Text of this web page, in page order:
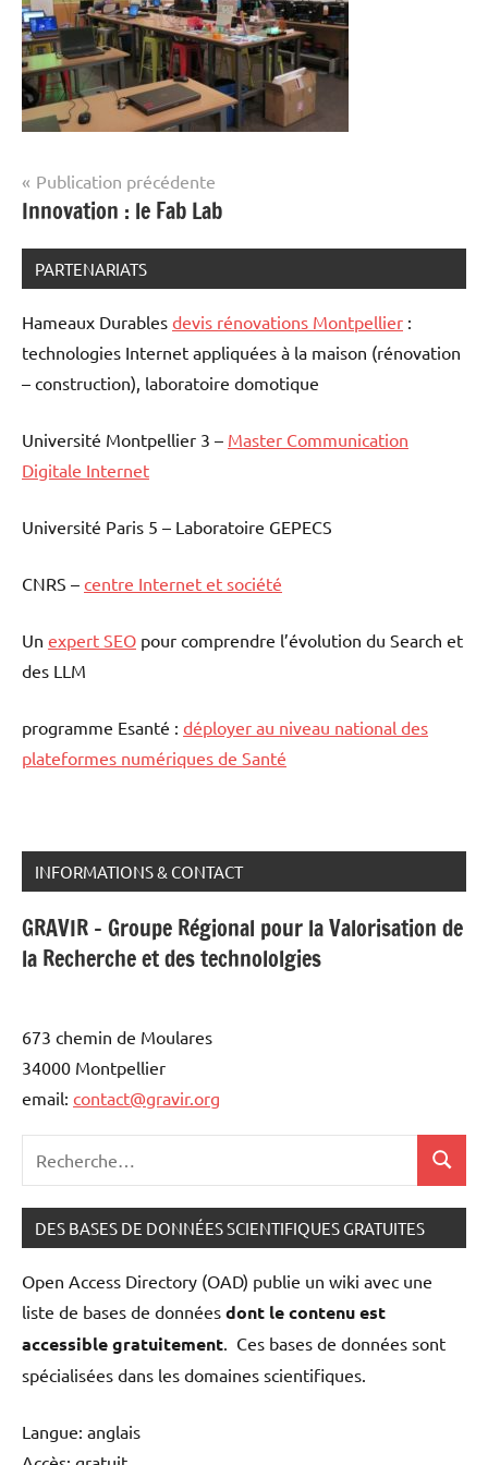
Navigation
de
l’article
Publication précédente
Innovation : le Fab Lab
PARTENARIATS
Hameaux Durables devis rénovations Montpellier :
technologies Internet appliquées à la maison (rénovation
– construction), laboratoire domotique
Université Montpellier 3 – Master Communication
Digitale Internet
Université Paris 5 – Laboratoire GEPECS
CNRS – centre Internet et société
Un expert SEO pour comprendre l’évolution du Search et
des LLM
programme Esanté : déployer au niveau national des
plateformes numériques de Santé
INFORMATIONS & CONTACT
GRAVIR - Groupe Régional pour la Valorisation de
la Recherche et des technololgies
673 chemin de Moulares
34000 Montpellier
email: contact@gravir.org
:
DES BASES DE DONNÉES SCIENTIFIQUES GRATUITES
Open Access Directory (OAD) publie un wiki avec une
liste de bases de données dont le contenu est
accessible gratuitement . Ces bases de données sont
spécialisées dans les domaines scientifiques.
Langue: anglais